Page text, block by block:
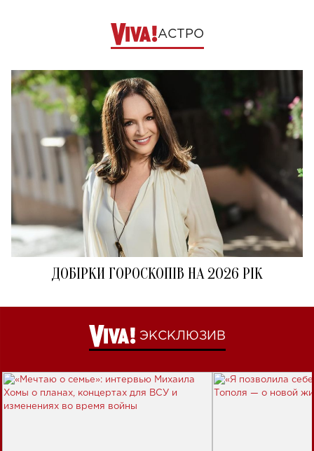
АСТРО
ДОБІРКИ ГОРОСКОПІВ НА 2026 РІК
ЭКСКЛЮЗИВ